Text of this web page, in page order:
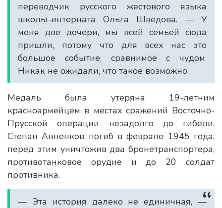
переводчик русского жестового языка
школы-интерната Ольга Шведова. — У
меня две дочери, мы всей семьей сюда
пришли, потому что для всех нас это
большое событие, сравнимое с чудом.
Никак не ожидали, что такое возможно.
Медаль была утеряна 19-летним
красноармейцем в местах сражений Восточно-
Прусской операции незадолго до гибели.
Степан Анненков погиб в феврале 1945 года,
перед этим уничтожив два бронетранспортера,
противотанковое орудие и до 20 солдат
противника.
— Эта история далеко не единичная, —